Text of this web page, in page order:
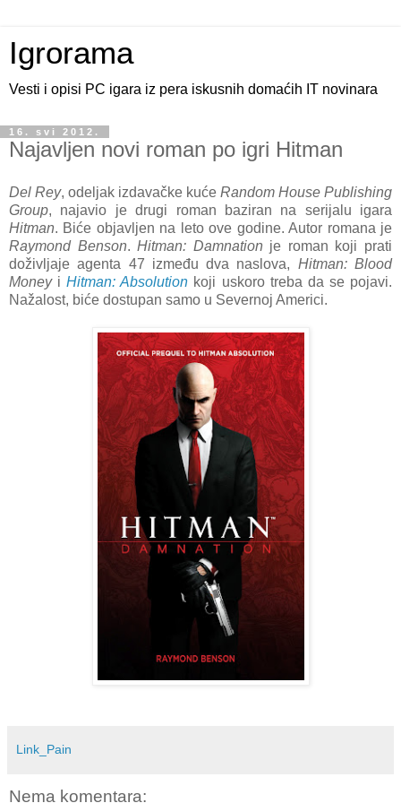
Igrorama
Vesti i opisi PC igara iz pera iskusnih domaćih IT novinara
16. svi 2012.
Najavljen novi roman po igri Hitman
Del Rey, odeljak izdavačke kuće Random House Publishing
Group, najavio je drugi roman baziran na serijalu igara
Hitman. Biće objavljen na leto ove godine. Autor romana je
Raymond Benson.Hitman: Damnation je roman koji prati
doživljaje agenta 47 između dva naslova, Hitman: Blood
MoneyiHitman: Absolution koji uskoro treba da se pojavi.
Nažalost, biće dostupan samo u Severnoj Americi.
Link_Pain
Nema komentara: